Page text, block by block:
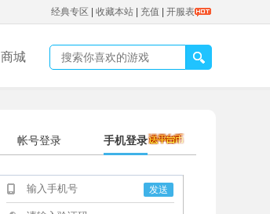
经典专区 收藏本站 充值 开服表
商城
帐号登录 手机登录
发送